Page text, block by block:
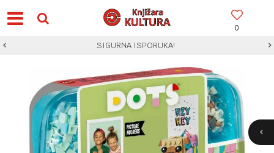
0
SIGURNA ISPORUKA!